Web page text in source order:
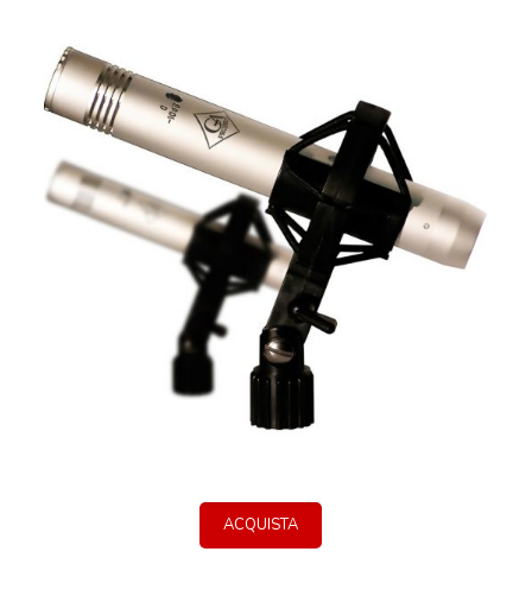
ACQUISTA